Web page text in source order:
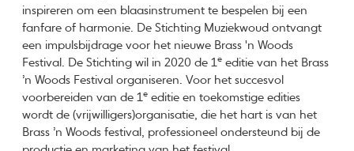
inspireren om een blaasinstrument te bespelen bij een
fanfare of harmonie. De Stichting Muziekwoud ontvangt
een impulsbijdrage voor het nieuwe Brass 'n Woods
Festival. De Stichting wil in 2020 de 1e editie van het Brass
’n Woods Festival organiseren. Voor het succesvol
voorbereiden van de 1e editie en toekomstige edities
wordt de (vrijwilligers)organisatie, die het hart is van het
Brass ’n Woods festival, professioneel ondersteund bij de